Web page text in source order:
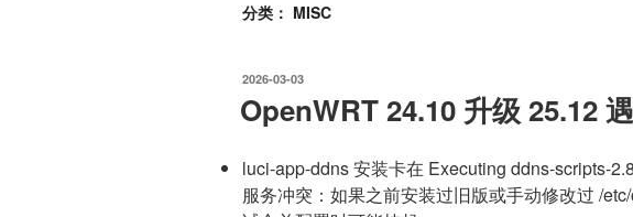
分类： MISC
发
于
2026-03-03
OpenWRT 24.10 升级 25.12
luci-app-ddns 安装卡在 Executing ddns-scripts-
服务冲突：如果之前安装过旧版或手动修改过 /